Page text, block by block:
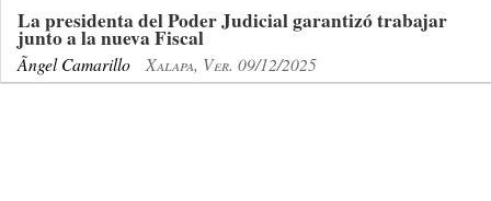
La presidenta del Poder Judicial garantizó trabajar
junto a la nueva Fiscal
Ãngel Camarillo Xalapa, Ver. 09/12/2025